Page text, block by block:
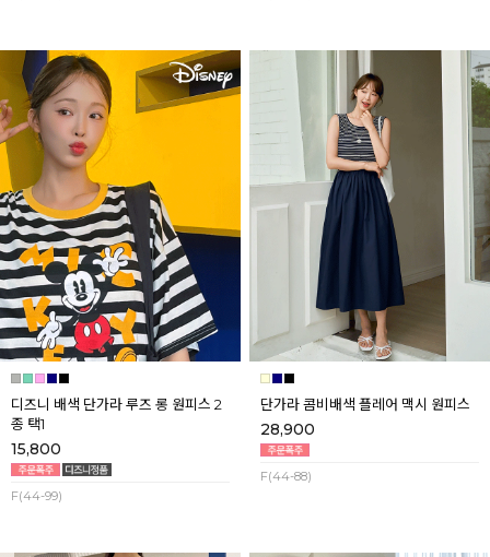
디즈니 배색 단가라 루즈 롱 원피스 2
종 택1
15,800
F(44-99)
단가라 콤비배색 플레어 맥시 원피스
28,900
F(44-88)